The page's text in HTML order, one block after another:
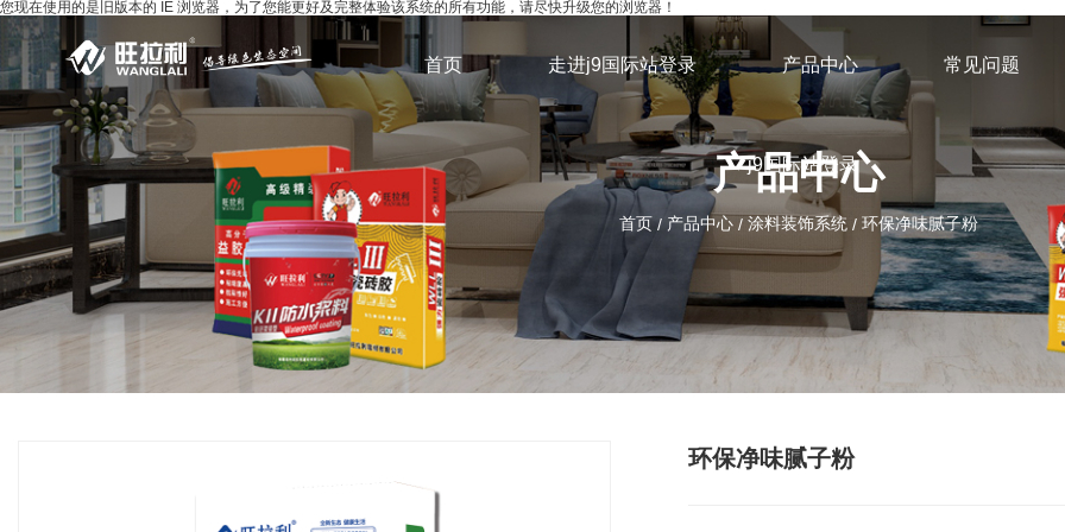
您现在使用的是旧版本的 IE 浏览器，为了您能更好及完整体验该系统的所有功能，请尽快升级您的浏览器！
首页 走进j9国际站登录 产品中心 常见问题
j9国际站登录
产品中心
首页/ 产品中心 / 涂料装饰系统 / 环保净味腻子粉
环保净味腻子粉